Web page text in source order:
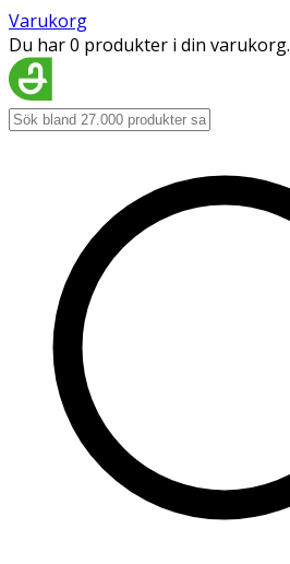
Varukorg
Du har 0 produkter i din varukorg.